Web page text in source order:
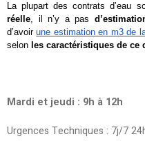
La plupart des contrats d’eau
réelle, il n’y a pas
d’avoir une estimation en m3 de
selon les caractéristiques de
Mardi et jeudi : 9h à 12h
Urgences Techniques : 7j/7